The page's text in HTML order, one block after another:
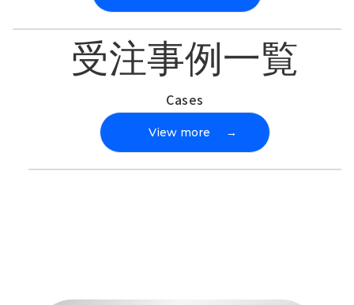
受注事例一覧
Cases
View more →